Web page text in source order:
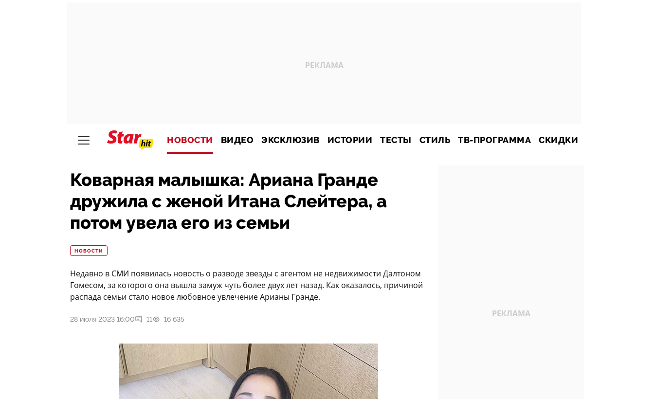
НОВОСТИ ВИДЕО ЭКСКЛЮЗИВ ИСТОРИИ ТЕСТЫ СТИЛЬ ТВ-ПРОГРАММА СКИДКИ
Коварная малышка: Ариана Гранде
дружила с женой Итана Слейтера, а
потом увела его из семьи
НОВОСТИ
Недавно в СМИ появилась новость о разводе звезды с агентом не недвижимости Далтоном
Гомесом, за которого она вышла замуж чуть более двух лет назад. Как оказалось, причиной
распада семьи стало новое любовное увлечение Арианы Гранде.
28 июля 2023 16:00 11 16 635